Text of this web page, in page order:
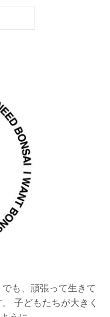
も、頑張って生きて
子どもたちが大きく